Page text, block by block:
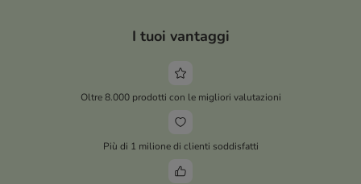
I tuoi vantaggi
Oltre 8.000 prodotti con le migliori valutazioni
Più di 1 milione di clienti soddisfatti